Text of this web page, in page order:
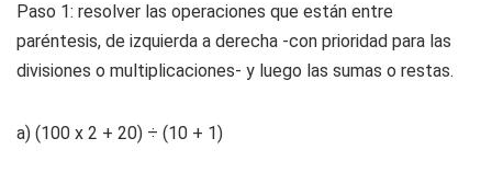
Paso 1: resolver las operaciones que están entre
paréntesis, de izquierda a derecha -con prioridad para las
divisiones o multiplicaciones- y luego las sumas o restas.
a) (100 x 2 + 20) ÷ (10 + 1)